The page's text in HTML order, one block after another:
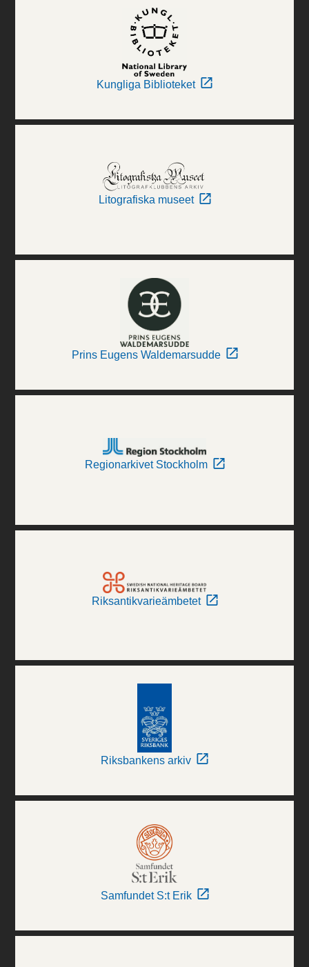
Kungliga Biblioteket
Litografiska museet
Prins Eugens Waldemarsudde
Regionarkivet Stockholm
Riksantikvarieämbetet
Riksbankens arkiv
Samfundet S:t Erik